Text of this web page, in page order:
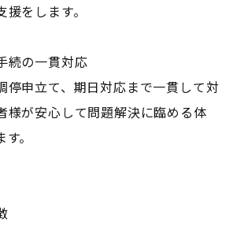
をします。
続の一貫対応
停申立て、期日対応まで一貫して対
様が安心して問題解決に臨める体
。